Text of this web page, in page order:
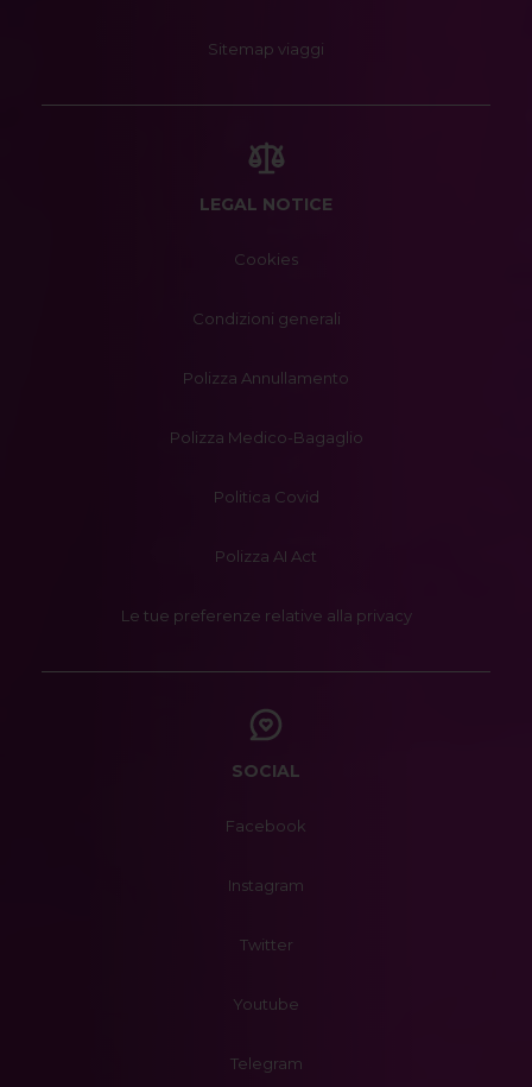
Sitemap viaggi
LEGAL NOTICE
Cookies
Condizioni generali
Polizza Annullamento
Polizza Medico-Bagaglio
Politica Covid
Polizza AI Act
Le tue preferenze relative alla privacy
SOCIAL
Facebook
Instagram
Twitter
Youtube
Telegram